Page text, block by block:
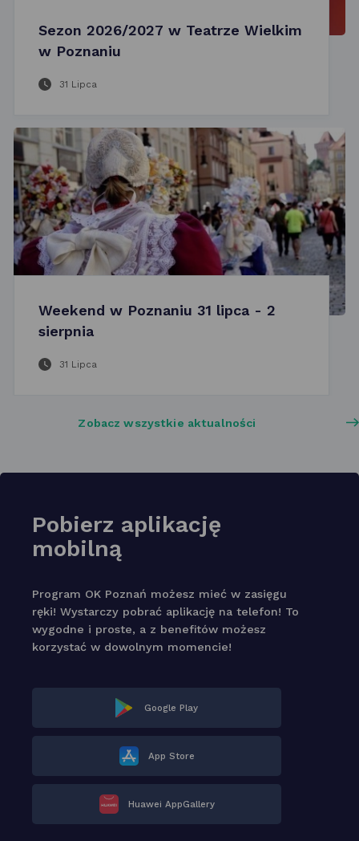
Sezon 2026/2027 w Teatrze Wielkim
w Poznaniu
31 Lipca
Weekend w Poznaniu 31 lipca - 2
sierpnia
31 Lipca
Zobacz wszystkie aktualności
Pobierz aplikację
mobilną
Program OK Poznań możesz mieć w zasięgu
ręki! Wystarczy pobrać aplikację na telefon! To
wygodne i proste, a z benefitów możesz
korzystać w dowolnym momencie!
Google Play
App Store
Huawei AppGallery